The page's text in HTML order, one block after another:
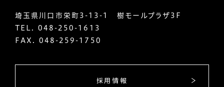
埼玉県川口市栄町3-13-1 樹モールプラザ3F
TEL. 048-250-1613
FAX. 048-259-1750
採用情報